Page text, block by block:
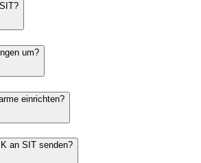
um?
einrichten?
an SIT senden?